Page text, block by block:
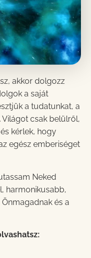
akkor dolgozz
a saját
a tudatunkat, a
Világot csak belülről,
kérlek, hogy
egész emberiséget
Neked
harmonikusabb,
és a